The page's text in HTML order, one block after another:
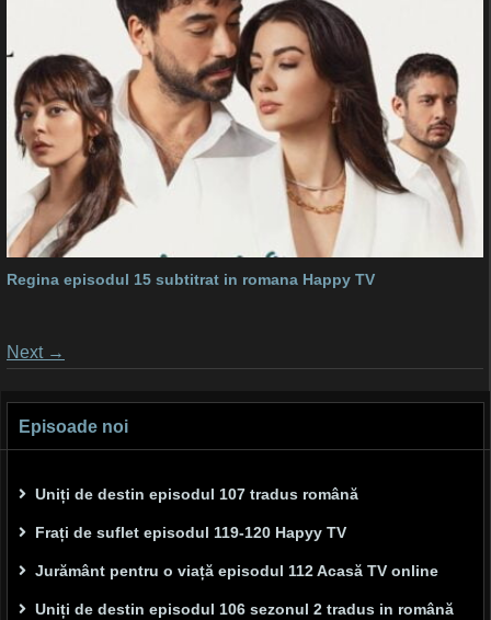
Regina episodul 15 subtitrat in romana Happy TV
Posts
Next →
Episoade noi
Uniți de destin episodul 107 tradus română
Frați de suflet episodul 119-120 Hapyy TV
Jurământ pentru o viață episodul 112 Acasă TV online
Uniți de destin episodul 106 sezonul 2 tradus in română